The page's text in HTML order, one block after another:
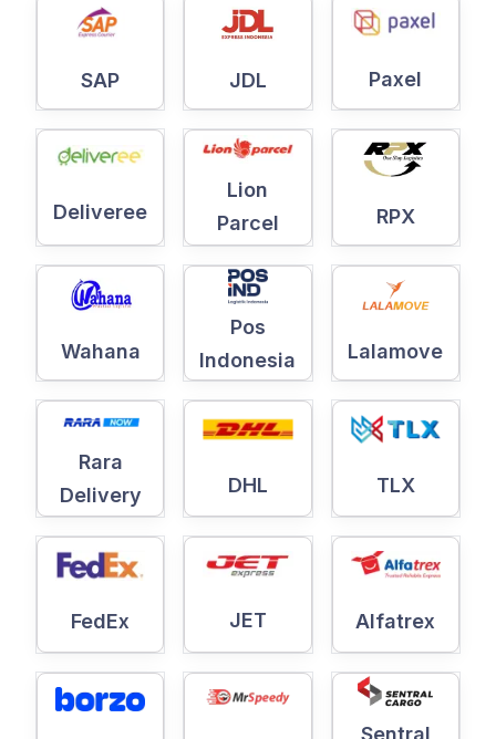
SAP JDL Paxel
Deliveree
Lion
Parcel
RPX
Wahana
Pos
Indonesia
Lalamove
Rara
Delivery
DHL TLX
FedEx JET Alfatrex
Sentral